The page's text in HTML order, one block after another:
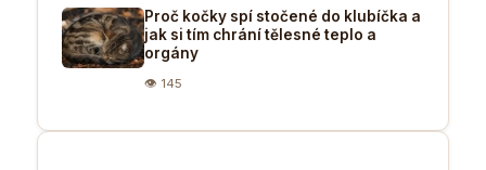
Proč kočky spí stočené do klubíčka a
jak si tím chrání tělesné teplo a
orgány
👁 145